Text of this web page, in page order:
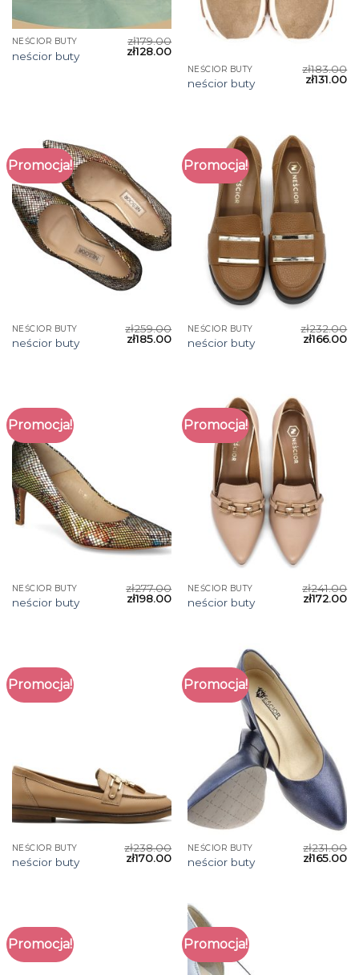
NEŚCIOR BUTY
neścior buty
zł179.00
zł128.00
NEŚCIOR BUTY
neścior buty
zł183.00
zł131.00
Promocja!
NEŚCIOR BUTY
neścior buty
zł259.00
zł185.00
Promocja!
NEŚCIOR BUTY
neścior buty
zł232.00
zł166.00
Promocja!
NEŚCIOR BUTY
neścior buty
zł277.00
zł198.00
Promocja!
NEŚCIOR BUTY
neścior buty
zł241.00
zł172.00
Promocja!
NEŚCIOR BUTY
neścior buty
zł238.00
zł170.00
Promocja!
NEŚCIOR BUTY
neścior buty
zł231.00
zł165.00
Promocja! Promocja!